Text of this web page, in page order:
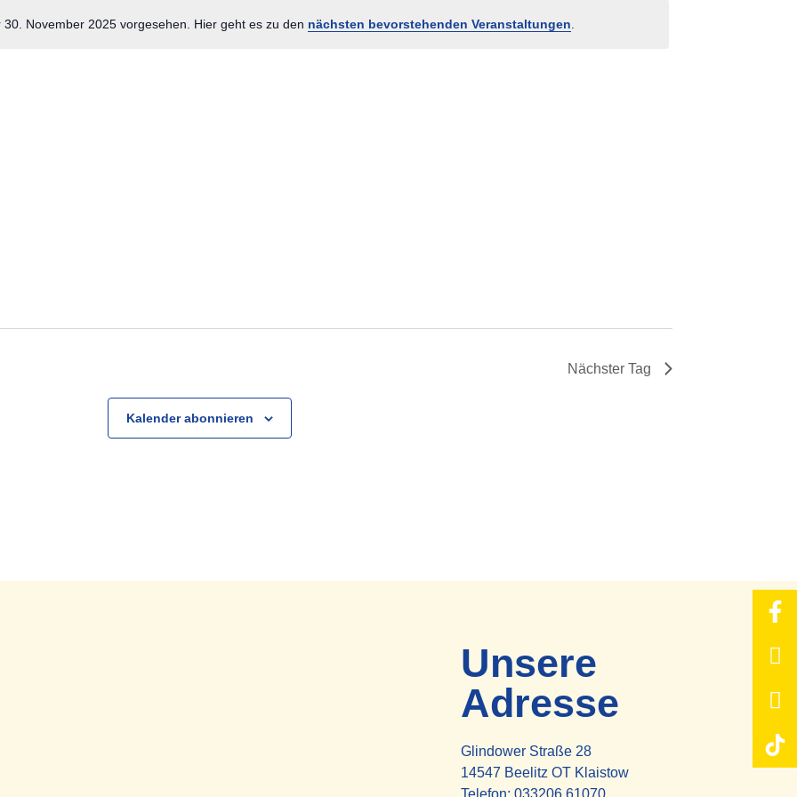
Hinweis
30. November 2025 vorgesehen. Hier geht es zu den nächsten bevorstehenden Veranstaltungen
Nächster Tag
Kalender abonnieren
Unsere
Adresse
Glindower Straße 28
14547 Beelitz OT Klaistow
Telefon: 033206 61070